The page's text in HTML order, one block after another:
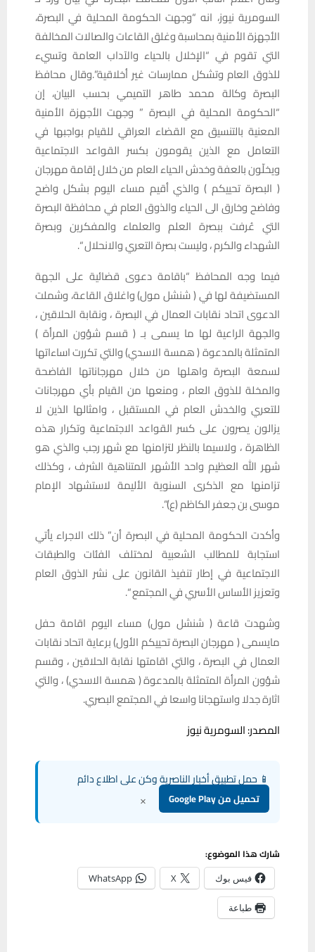
السومرية نيوز، انه “وجهت الحكومة المحلية في البصرة،
الأجهزة الأمنية بمحاسبة وغلق القاعات والصالات المخالفة
التي تقوم في “الإخلال بالحياء والآداب العامة وتسيء
للذوق العام وتشكل ممارسات غير أخلاقية”.وقال محافظ
البصرة وكالة محمد طاهر التميمي بحسب البيان، إن
“الحكومة المحلية في البصرة ” وجهت الأجهزة الأمنية
المعنية بالتنسيق مع القضاء العراقي للقيام بواجبها في
التعامل مع الذين يقومون بكسر القواعد الاجتماعية
ويخلّون بالعفة وخدش الحياء العام من خلال إقامة مهرجان
( البصرة تحييكم ) والذي أقيم مساء اليوم بشكل واضح
وفاضح وخارق الى الحياء والذوق العام في محافظة البصرة
التي عُرفت ببصرة العلم والعلماء والمفكرين وبصرة
الشهداء والكرم ، وليست بصرة التعري والانحلال “.
فيما وجه المحافظ “باقامة دعوى قضائية على الجهة
المستضيفة لها في ( شنشل مول) واغلاق القاعة، وشملت
الدعوى اتحاد نقابات العمال في البصرة ، ونقابة الحلاقين ،
والجهة الراعية لها ما يسمى بـ ( قسم شؤون المرأة )
المتمثلة بالمدعوة ( همسة الاسدي) والتي تكررت اساءاتها
لسمعة البصرة واهلها من خلال مهرجاناتها الفاضحة
والمخلة للذوق العام ، ومنعها من القيام بأي مهرجانات
للتعري والخدش العام في المستقبل ، وامثالها الذين لا
يزالون يصرون على كسر القواعد الاجتماعية وتكرار هذه
الظاهرة ، ولاسيما بالنظر لتزامنها مع شهر رجب والذي هو
شهر الله العظيم واحد الأشهر المتناهية الشرف ، وكذلك
تزامنها مع الذكرى السنوية الأليمة لاستشهاد الإمام
موسى بن جعفر الكاظم (ع)”.
وأكدت الحكومة المحلية في البصرة أن” ذلك الاجراء يأتي
استجابة للمطالب الشعبية لمختلف الفئات والطبقات
الاجتماعية في إطار تنفيذ القانون على نشر الذوق العام
وتعزيز الأساس الأسري في المجتمع “.
وشهدت قاعة ( شنشل مول) مساء اليوم اقامة حفل
مايسمى ( مهرجان البصرة تحييكم الأول) برعاية اتحاد نقابات
العمال في البصرة ، والتي اقامتها نقابة الحلاقين ، وقسم
شؤون المرأة المتمثلة بالمدعوة ( همسة الاسدي) ، والتي
اثارة جدلا واستهجانا واسعا في المجتمع البصري.
المصدر: السومرية نيوز
📱 حمل تطبيق أخبار الناصرية وكن على اطلاع دائم
تحميل من Google Play ×
شارك هذا الموضوع:
فيس بوك X
WhatsApp
طباعة